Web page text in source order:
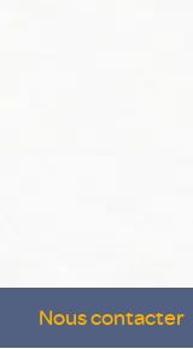
Nous contacter